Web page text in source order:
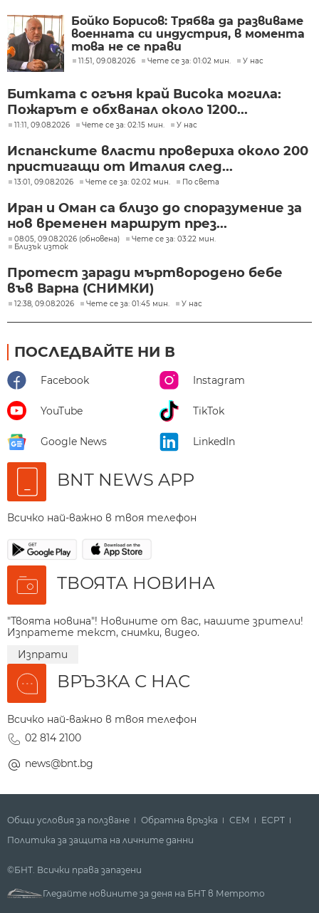
Бойко Борисов: Трябва да развиваме
военната си индустрия, в момента
това не се прави
11:51, 09.08.2026 Чете се за: 01:02 мин. У нас
Битката с огъня край Висока могила:
Пожарът е обхванал около 1200...
11:11, 09.08.2026 Чете се за: 02:15 мин. У нас
Испанските власти провериха около 200
пристигащи от Италия след...
13:01, 09.08.2026 Чете се за: 02:02 мин. По света
Иран и Оман са близо до споразумение за
нов временен маршрут през...
08:05, 09.08.2026 (обновена)
Чете се за: 03:22 мин.
Близък изток
Протест заради мъртвородено бебе
във Варна (СНИМКИ)
12:38, 09.08.2026 Чете се за: 01:45 мин. У нас
ПОСЛЕДВАЙТЕ НИ В
Facebook Instagram
YouTube TikTok
Google News LinkedIn
BNT NEWS APP
Всичко най-важно в твоя телефон
ТВОЯТА НОВИНА
"Твоята новина"! Новините от вас, нашите зрители!
Изпратете текст, снимки, видео.
Изпрати
ВРЪЗКА С НАС
Всичко най-важно в твоя телефон
02 814 2100
news@bnt.bg
Общи условия за ползване Обратна връзка СЕМ
ECPT
Политика за защита на личните данни
©БНТ. Всички права запазени
Гледайте новините за деня на БНТ в Метрото